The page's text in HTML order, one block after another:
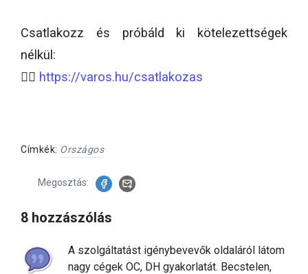
Csatlakozz és próbáld ki kötelezettségek
nélkül:
👉🏻 https://varos.hu/csatlakozas
Címkék: Országos
Megosztás:
8 hozzászólás
A szolgáltatást igénybevevők oldaláról látom
nagy cégek OC, DH gyakorlatát. Becstelen,